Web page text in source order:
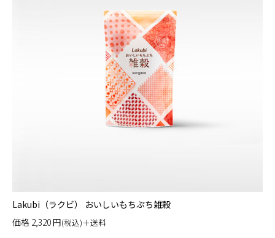
Lakubi（ラクビ） おいしいもちぷち雑穀
価格 2,320円(税込)＋送料